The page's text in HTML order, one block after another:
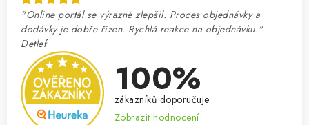
"Online portál se výrazně zlepšil. Proces objednávky a
dodávky je dobře řízen. Rychlá reakce na objednávku."
Detlef
100%
zákazníků doporučuje
Zobrazit hodnocení